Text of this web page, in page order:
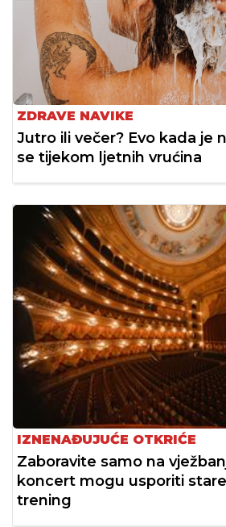
ZDRAVE NAVIKE
Jutro ili večer? Evo kada je
se tijekom ljetnih vrućina
IZNENAĐUJUĆE OTKRIĆE
Zaboravite samo na
koncert mogu usporiti
trening